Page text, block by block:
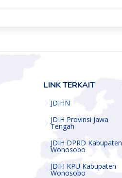
LINK TERKAIT
JDIHN
JDIH Provinsi Jawa
Tengah
JDIH DPRD Kabupaten
Wonosobo
JDIH KPU Kabupaten
Wonosobo